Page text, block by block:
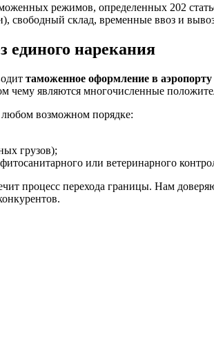
режимов, определенных 202
свободный склад, временные ввоз и
единого нарекания
таможенное оформление в
чему являются многочисленные
возможном порядке:
грузов);
или ветеринарного
процесс перехода границы. Нам